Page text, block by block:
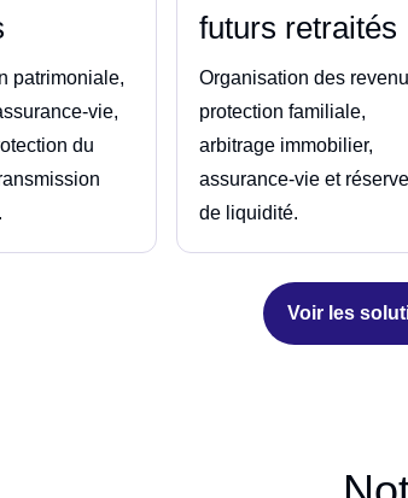
patrimoniale,
vie,
du
futurs retraités
Organisation des
protection familiale,
arbitrage immobilier,
assurance-vie et réserve
de liquidité.
Voir les